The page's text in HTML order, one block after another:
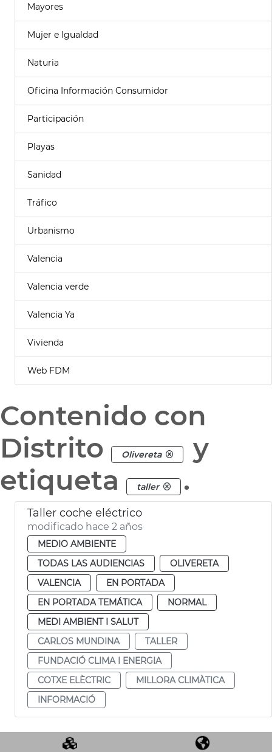
Mayores
Mujer e Igualdad
Naturia
Oficina Información Consumidor
Participación
Playas
Sanidad
Tráfico
Urbanismo
Valencia
Valencia verde
Valencia Ya
Vivienda
Web FDM
Contenido con
Distrito
Olivereta
y
etiqueta
taller .
Taller coche eléctrico
modificado hace 2 años
MEDIO AMBIENTE
TODAS LAS AUDIENCIAS
OLIVERETA
VALENCIA
EN PORTADA
EN PORTADA TEMÁTICA
NORMAL
MEDI AMBIENT I SALUT
CARLOS MUNDINA
TALLER
FUNDACIÓ CLIMA I ENERGIA
COTXE ELÈCTRIC
MILLORA CLIMÀTICA
INFORMACIÓ